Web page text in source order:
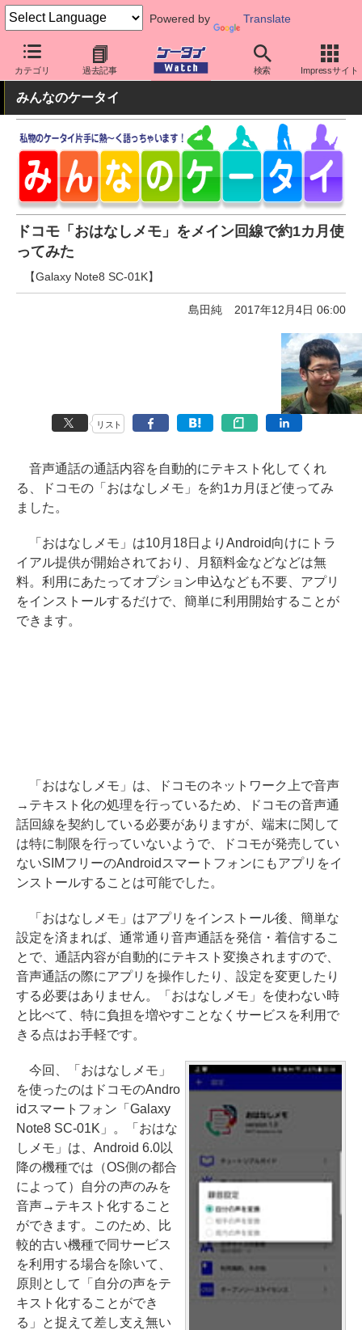
Powered by Translate
カテゴリ 過去記事 検索 Impressサイト
ケータイ Watch キャリア ドコモ アプリ・サービス
みんなのケータイ
ドコモ「おはなしメモ」をメイン回線で約1カ月使
ってみた
【Galaxy Note8 SC-01K】
島田純 2017年12月4日 06:00
リスト
音声通話の通話内容を自動的にテキスト化してくれ
る、ドコモの「おはなしメモ」を約1カ月ほど使ってみ
ました。
「おはなしメモ」は10月18日よりAndroid向けにトラ
イアル提供が開始されており、月額料金などなどは無
料。利用にあたってオプション申込なども不要、アプリ
をインストールするだけで、簡単に利用開始することが
できます。
「おはなしメモ」は、ドコモのネットワーク上で音声
→テキスト化の処理を行っているため、ドコモの音声通
話回線を契約している必要がありますが、端末に関して
は特に制限を行っていないようで、ドコモが発売してい
ないSIMフリーのAndroidスマートフォンにもアプリをイ
ンストールすることは可能でした。
「おはなしメモ」はアプリをインストール後、簡単な
設定を済まれば、通常通り音声通話を発信・着信するこ
とで、通話内容が自動的にテキスト変換されますので、
音声通話の際にアプリを操作したり、設定を変更したり
する必要はありません。「おはなしメモ」を使わない時
と比べて、特に負担を増やすことなくサービスを利用で
きる点はお手軽です。
今回、「おはなしメモ」
を使ったのはドコモのAndro
idスマートフォン「Galaxy
Note8 SC-01K」。「おはな
しメモ」は、Android 6.0以
降の機種では（OS側の都合
によって）自分の声のみを
音声→テキスト化すること
ができます。このため、比
較的古い機種で同サービス
を利用する場合を除いて、
原則として「自分の声をテ
キスト化することができ
る」と捉えて差し支え無い